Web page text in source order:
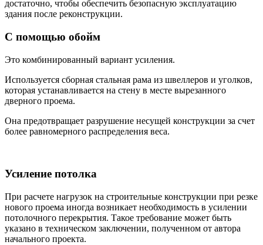
достаточно, чтобы обеспечить безопасную эксплуатацию
здания после реконструкции.
С помощью обойм
Это комбинированный вариант усиления.
Используется сборная стальная рама из швеллеров и уголков,
которая устанавливается на стену в месте вырезанного
дверного проема.
Она предотвращает разрушение несущей конструкции за счет
более равномерного распределения веса.
Усиление потолка
При расчете нагрузок на строительные конструкции при резке
нового проема иногда возникает необходимость в усилении
потолочного перекрытия. Такое требование может быть
указано в техническом заключении, полученном от автора
начального проекта.